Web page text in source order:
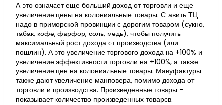
А это означает еще больший доход от торговли и еще
увеличение цены на колониальные товары. Ставить ТЦ
надо в приморской провинции с дорогим товаром (сукно,
табак, кофе, фарфор, соль, медь), чтобы получить
максимальный рост дохода от производства (или
пошлин). А это увеличение торгового дохода на +100% и
увеличение эффективности торговли на +100%, а также
увеличение цен на колониальные товары. Мануфактуры
также дают увеличение манповера, помимо дохода от
торговли и производства. Произведенные товары –
показывает количество произведенных товаров.